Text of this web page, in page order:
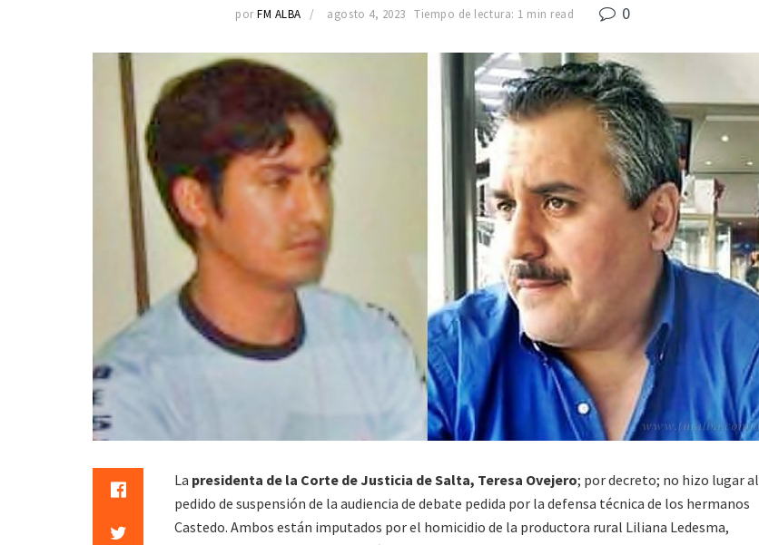
por FM ALBA agosto 4, 2023 Tiempo de lectura: 1 min read 0
La presidenta de la Corte de Justicia de Salta, Teresa Ovejero; por decreto; no hizo lugar al
pedido de suspensión de la audiencia de debate pedida por la defensa técnica de los hermanos
Castedo. Ambos están imputados por el homicidio de la productora rural Liliana Ledesma,